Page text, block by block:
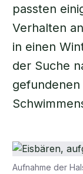
passten
Verhalten
in einen
der Suche
Aufnahme der